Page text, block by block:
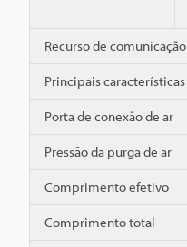
Recurso de comunicação
Principais características
Porta de conexão de ar
Pressão da purga de ar
Comprimento efetivo
Comprimento total